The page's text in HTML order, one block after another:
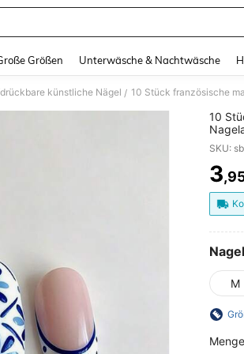
Größen Unterwäsche & Nachtwäsche
künstliche Nägel /
10
und 1
3
M